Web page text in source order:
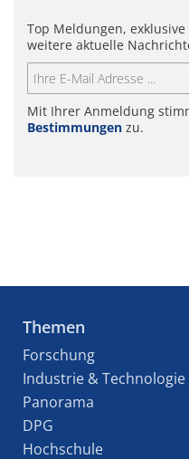
Top Meldungen,
weitere aktuelle
Mit Ihrer Anmeldung
Bestimmungen zu.
Themen
Forschung
Industrie & Technologie
Panorama
DPG
Hochschule